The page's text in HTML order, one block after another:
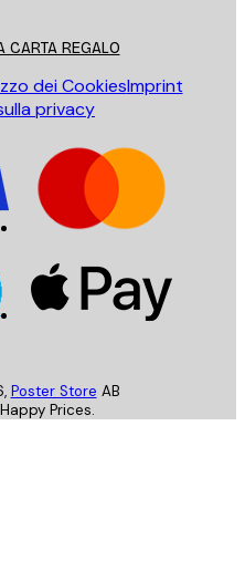
CARTA REGALO
dei CookiesImprint
privacy
, Poster Store AB
Prices.